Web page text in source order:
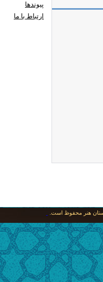
پيوندها
ارتباط با ما
هنر محفوظ است.